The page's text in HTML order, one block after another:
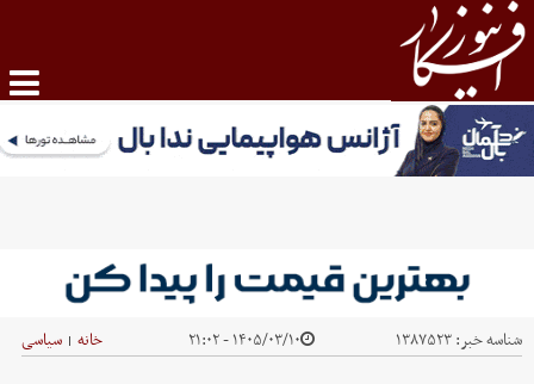
شناسه خبر:۱۳۸۷۵۲۳ ۱۴۰۵/۰۳/۱۰ - ۲۱:۰۲ خانه | سیاسی